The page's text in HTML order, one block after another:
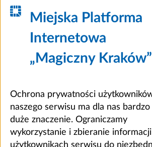
Miejska Platforma
Internetowa
„Magiczny Kraków”
Ochrona prywatności
naszego serwisu ma dla nas bardzo
duże znaczenie. Ograniczamy
wykorzystanie i zbieranie
użytkownikach serwisu do